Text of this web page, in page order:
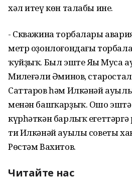
хәл итеү көн талабы ине.
- Скважина торбалары
метр оҙонлоғондағы
ҡуйҙыҡ. Был эште Яңы Муса
Миңлеғәли Әминов,
Саттаров һәм Илкәнәй ауылы
менән башҡарҙыҡ. Ошо эштә
күрһәткән барлыҡ
ти Илкәнәй ауылы советы
Рөстәм Вахитов.
Читайте нас